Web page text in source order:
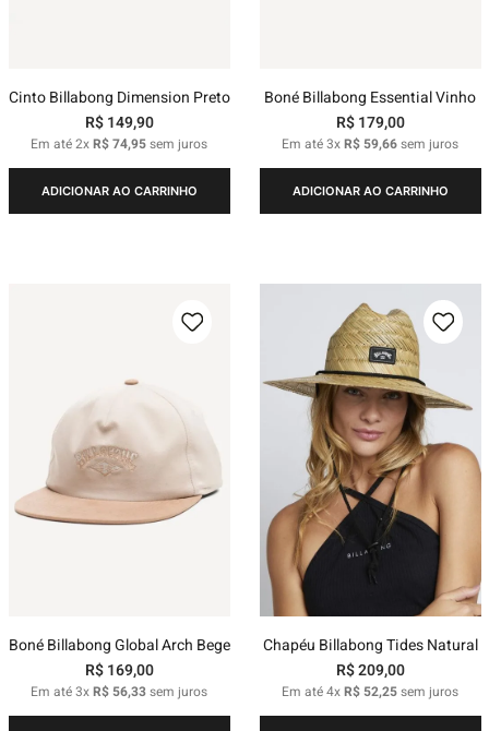
Cinto Billabong Dimension Preto
R$ 149,90
Em até2xR$74,95sem juros
ADICIONAR AO CARRINHO
Boné Billabong Essential Vinho
R$ 179,00
Em até3xR$ 59,66sem juros
ADICIONAR AO CARRINHO
Boné Billabong Global Arch Bege
R$ 169,00
Em até3xR$ 56,33sem juros
Chapéu Billabong Tides Natural
R$209,00
Em até4xR$ 52,25sem juros